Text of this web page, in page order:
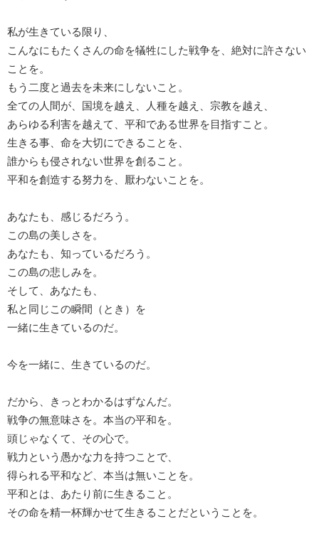
私が生きている限り、
こんなにもたくさんの命を犠牲にした戦争を、絶対に許さない
ことを。
もう二度と過去を未来にしないこと。
全ての人間が、国境を越え、人種を越え、宗教を越え、
あらゆる利害を越えて、平和である世界を目指すこと。
生きる事、命を大切にできることを、
誰からも侵されない世界を創ること。
平和を創造する努力を、厭わないことを。
あなたも、感じるだろう。
この島の美しさを。
あなたも、知っているだろう。
この島の悲しみを。
そして、あなたも、
私と同じこの瞬間（とき）を
一緒に生きているのだ。
今を一緒に、生きているのだ。
だから、きっとわかるはずなんだ。
戦争の無意味さを。本当の平和を。
頭じゃなくて、その心で。
戦力という愚かな力を持つことで、
得られる平和など、本当は無いことを。
平和とは、あたり前に生きること。
その命を精一杯輝かせて生きることだということを。